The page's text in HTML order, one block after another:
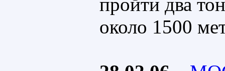
около 1500